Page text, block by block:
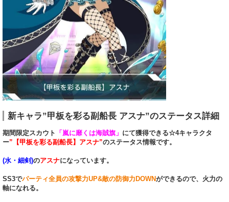
新キャラ”甲板を彩る副船長 アスナ”のステータス詳細
期間限定スカウト 「嵐に靡くは海賊旗」 にて獲得できる☆4キャラクタ
ー”【甲板を彩る副船長】アスナ”のステータス情報です。
(水・細剣)のアスナになっています。
SS3でパーティ全員の攻撃力UP&敵の防御力DOWNができるので、火力の
軸になれる。